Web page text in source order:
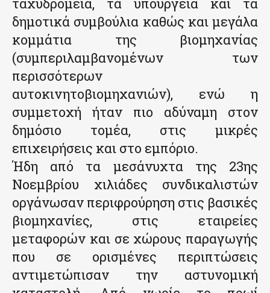
δημοτικά συμβούλια καθώς και μεγάλα
κομμάτια της βιομηχανίας
(συμπεριλαμβανομένων των
περισσότερων
αυτοκινητοβιομηχανιών), ενώ η
συμμετοχή ήταν πιο αδύναμη στον
δημόσιο τομέα, στις μικρές
επιχειρήσεις και στο εμπόριο.
Ήδη από τα μεσάνυχτα της 23ης
Νοεμβρίου χιλιάδες συνδικαλιστών
οργάνωσαν περιφρούρηση στις βασικές
βιομηχανίες, στις εταιρείες
μεταφορών και σε χώρους παραγωγής
που σε ορισμένες περιπτώσεις
αντιμετώπισαν την αστυνομική